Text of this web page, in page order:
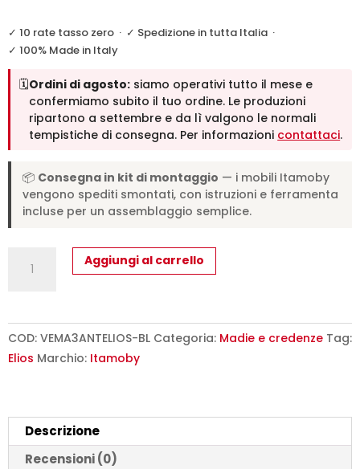
✓ 10 rate tasso zero · ✓ Spedizione in tutta Italia ·
✓ 100% Made in Italy
🗓️Ordini di agosto: siamo operativi tutto il mese e
confermiamo subito il tuo ordine. Le produzioni
ripartono a settembre e da lì valgono le normali
tempistiche di consegna. Per informazioni contattaci.
📦 Consegna in kit di montaggio — i mobili Itamoby
vengono spediti smontati, con istruzioni e ferramenta
incluse per un assemblaggio semplice.
moderna
150x40x83,5
cm
lucido
quantità
Aggiungi al carrello
COD: VEMA3ANTELIOS-BL Categoria: Madie e credenze Tag:
Elios Marchio: Itamoby
Descrizione
Recensioni (0)